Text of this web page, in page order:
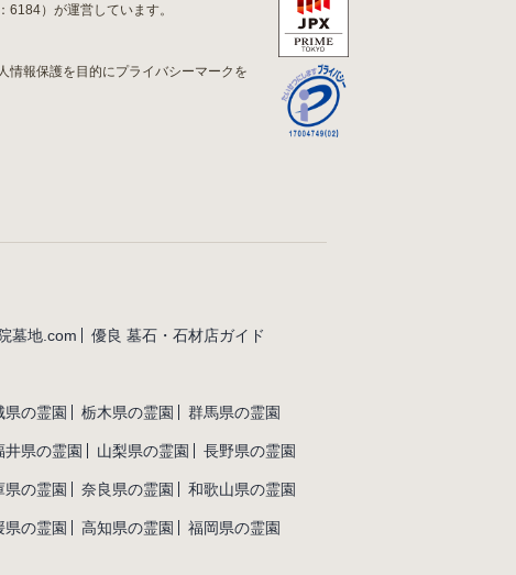
6184）が運営しています。
情報保護を目的にプライバシーマークを
墓地.com 優良 墓石・石材店ガイド
県の霊園 栃木県の霊園 群馬県の霊園
井県の霊園 山梨県の霊園 長野県の霊園
県の霊園 奈良県の霊園 和歌山県の霊園
県の霊園 高知県の霊園 福岡県の霊園